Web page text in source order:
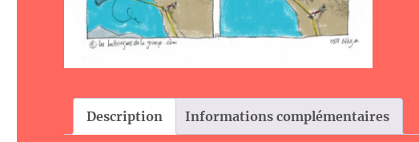
Description Informations complémentaires